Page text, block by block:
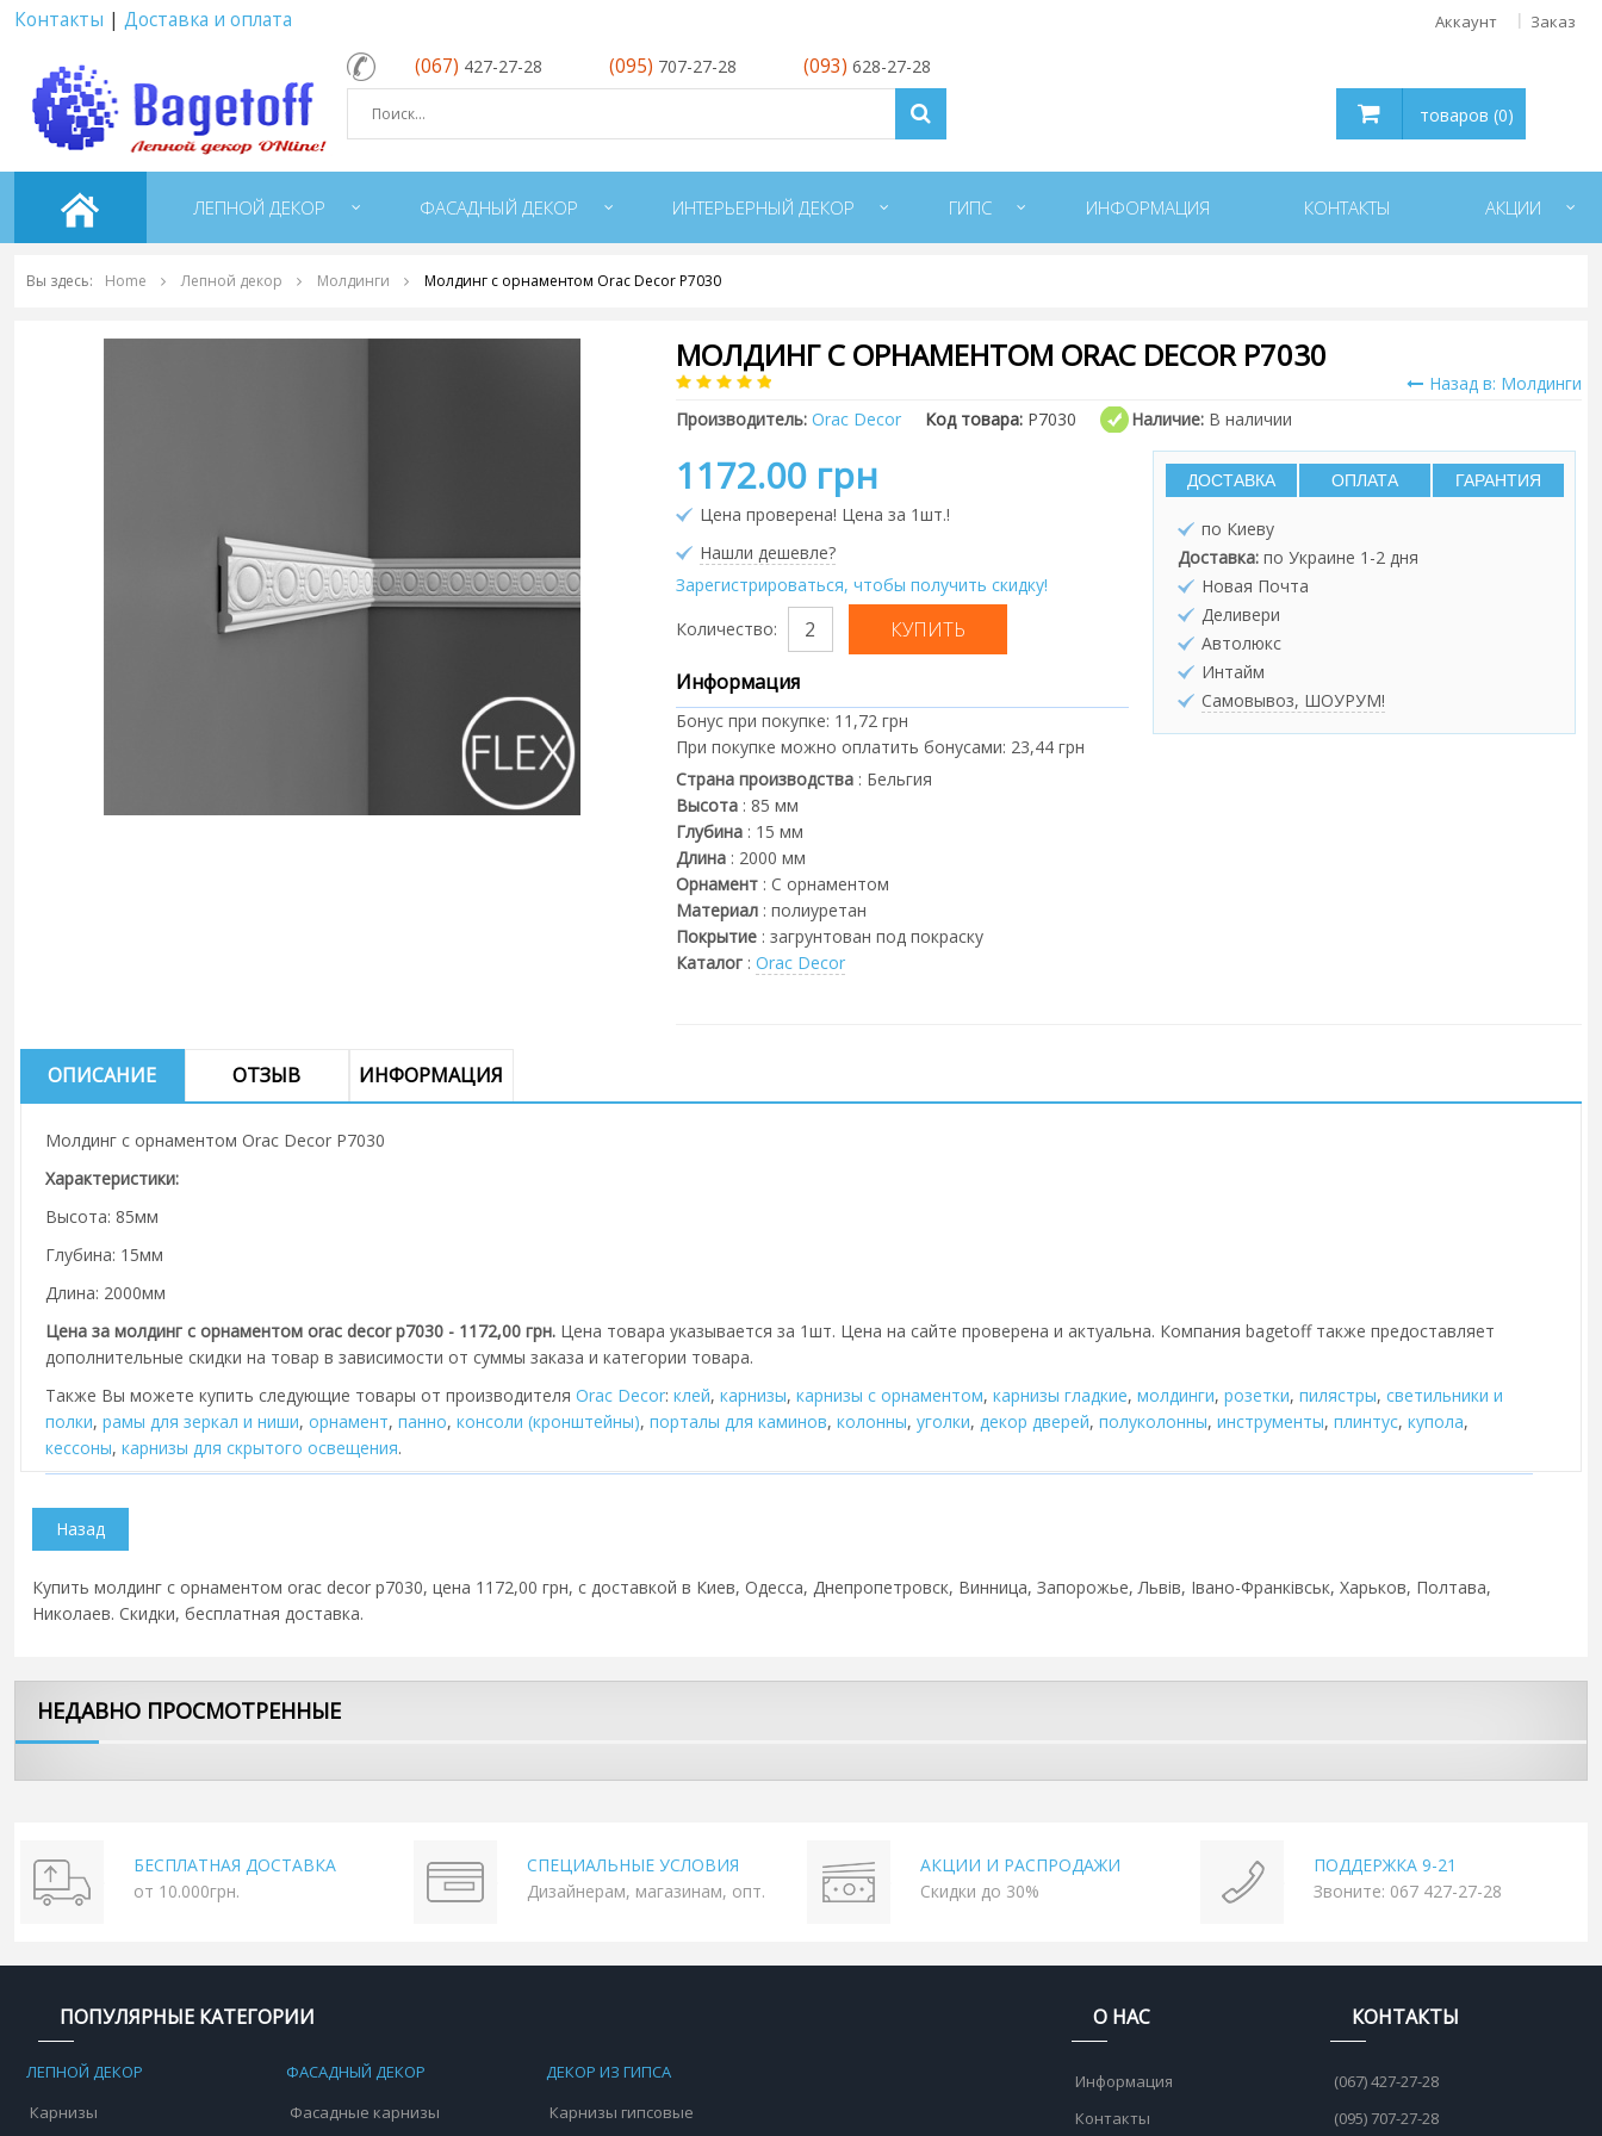
Контакты | Доставка и оплата Аккаунт Заказ
(067) 427-27-28 (095) 707-27-28 (093) 628-27-28
товаров (0)
ЛЕПНОЙ ДЕКОР ФАСАДНЫЙ ДЕКОР ИНТЕРЬЕРНЫЙ ДЕКОР ГИПС ИНФОРМАЦИЯ КОНТАКТЫ АКЦИИ
Вы здесь: Home Лепной декор Молдинги Молдинг с орнаментом Orac Decor P7030
МОЛДИНГ С ОРНАМЕНТОМ ORAC DECOR P7030
Назад в: Молдинги
Производитель: Orac Decor Код товара: P7030 Наличие: В наличии
1172.00 грн
Цена проверена! Цена за 1шт.!
Нашли дешевле?
Зарегистрироваться, чтобы получить скидку!
Количество:
Информация
Бонус при покупке: 11,72 грн
При покупке можно оплатить бонусами: 23,44 грн
Страна производства: Бельгия
Высота: 85 мм
Глубина: 15 мм
Длина: 2000 мм
Орнамент: С орнаментом
Материал: полиуретан
Покрытие: загрунтован под покраску
Каталог: Orac Decor
ДОСТАВКА ОПЛАТА ГАРАНТИЯ
по Киеву
Доставка: по Украине 1-2 дня
Новая Почта
Деливери
Автолюкс
Интайм
Самовывоз, ШОУРУМ!
ОПИСАНИЕ ОТЗЫВ ИНФОРМАЦИЯ
Молдинг с орнаментом Orac Decor P7030
Характеристики:
Высота: 85мм
Глубина: 15мм
Длина: 2000мм
Цена за молдинг с орнаментом orac decor p7030 - 1172,00 грн. Цена товара указывается за 1шт. Цена на сайте проверена и актуальна. Компания bagetoff также предоставляет
дополнительные скидки на товар в зависимости от суммы заказа и категории товара.
Также Вы можете купить следующие товары от производителя Orac Decor: клей, карнизы, карнизы с орнаментом, карнизы гладкие, молдинги, розетки, пилястры, cветильники и
полки, рамы для зеркал и ниши, орнамент, панно, консоли (кронштейны), порталы для каминов, колонны, уголки, декор дверей, полуколонны, инструменты, плинтус, купола,
кессоны, карнизы для скрытого освещения.
Купить молдинг с орнаментом orac decor p7030, цена 1172,00 грн, с доставкой в Киев, Одесса, Днепропетровск, Винница, Запорожье, Львів, Івано-Франківськ, Харьков, Полтава,
Николаев. Скидки, бесплатная доставка.
НЕДАВНО ПРОСМОТРЕННЫЕ
БЕСПЛАТНАЯ ДОСТАВКА
от 10.000грн.
СПЕЦИАЛЬНЫЕ УСЛОВИЯ
Дизайнерам, магазинам, опт.
АКЦИИ И РАСПРОДАЖИ
Скидки до 30%
ПОДДЕРЖКА 9-21
Звоните: 067 427-27-28
ПОПУЛЯРНЫЕ КАТЕГОРИИ
ЛЕПНОЙ ДЕКОР
Карнизы
ФАСАДНЫЙ ДЕКОР
Фасадные карнизы
ДЕКОР ИЗ ГИПСА
Карнизы гипсовые
О НАС
Информация
Контакты
КОНТАКТЫ
(067) 427-27-28
(095) 707-27-28